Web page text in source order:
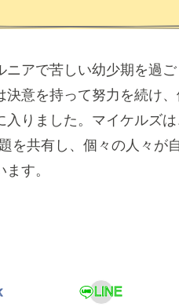
アで苦しい幼少期を過
決意を持って努力を続け
りました。マイケルズ
を共有し、個々の人々が
す。
LINE